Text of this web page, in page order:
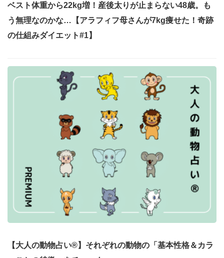
ベスト体重から22kg増！産後太りが止まらない48歳。も
う無理なのかな…【アラフィフ母さんが7kg痩せた！奇跡
の仕組みダイエット#1】
【大人の動物占い®】それぞれの動物の「基本性格＆カラ